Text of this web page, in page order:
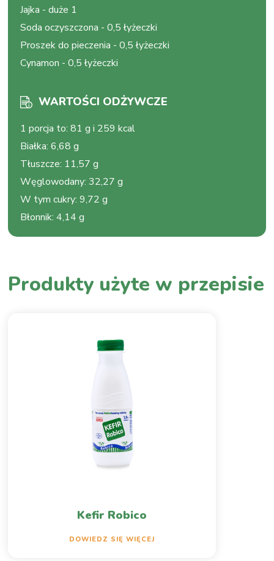
Jajka -duże 1
Soda oczyszczona -0,5 łyżeczki
Proszek do pieczenia -0,5 łyżeczki
Cynamon -0,5 łyżeczki
WARTOŚCI ODŻYWCZE
1 porcja to:81 g i 259 kcal
Białka:6,68 g
Tłuszcze: 11,57 g
Węglowodany:32,27 g
W tym cukry:9,72 g
Błonnik:4,14 g
Produkty użyte w przepisie
Kefir Robico
DOWIEDZ SIĘ WIĘCEJ